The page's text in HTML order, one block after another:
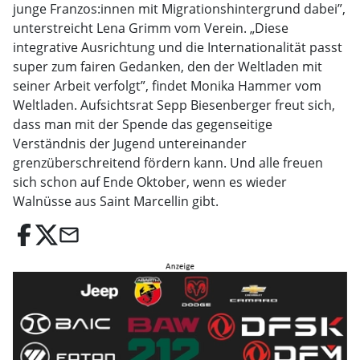
junge Franzos:innen mit Migrationshintergrund dabei”,
unterstreicht Lena Grimm vom Verein. „Diese
integrative Ausrichtung und die Internationalität passt
super zum fairen Gedanken, den der Weltladen mit
seiner Arbeit verfolgt”, findet Monika Hammer vom
Weltladen. Aufsichtsrat Sepp Biesenberger freut sich,
dass man mit der Spende das gegenseitige
Verständnis der Jugend untereinander
grenzüberschreitend fördern kann. Und alle freuen
sich schon auf Ende Oktober, wenn es wieder
Walnüsse aus Saint Marcellin gibt.
email